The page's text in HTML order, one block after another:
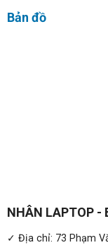
tệp tin và ứng dụng
Bản đồ
NHÂN LAPTOP -
✓ Địa chỉ: 73 Phạm